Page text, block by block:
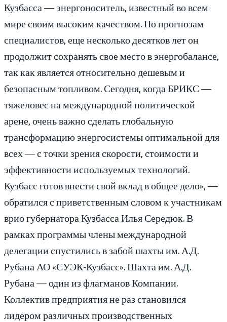
Кузбасса — энергоноситель, известный во всем
мире своим высоким качеством. По прогнозам
специалистов, еще несколько десятков лет он
продолжит сохранять свое место в энергобалансе,
так как является относительно дешевым и
безопасным топливом. Сегодня, когда БРИКС —
тяжеловес на международной политической
арене, очень важно сделать глобальную
трансформацию энергосистемы оптимальной для
всех — с точки зрения скорости, стоимости и
эффективности используемых технологий.
Кузбасс готов внести свой вклад в общее дело», —
обратился с приветственным словом к участникам
врио губернатора Кузбасса Илья Середюк. В
рамках программы члены международной
делегации спустились в забой шахты им. А.Д.
Рубана АО «СУЭК-Кузбасс». Шахта им. А.Д.
Рубана — один из флагманов Компании.
Коллектив предприятия не раз становился
лидером различных производственных